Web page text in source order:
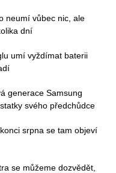
neumí vůbec nic, ale
dní
umí vyždímat baterii
generace Samsung
svého předchůdce
srpna se tam objeví
se můžeme dozvědět,